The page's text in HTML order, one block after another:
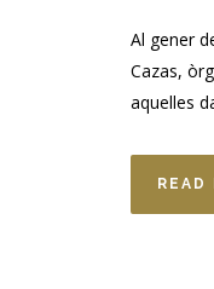
Al gener
Cazas,
aquelles
READ